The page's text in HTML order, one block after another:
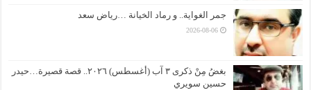
جمر الغواية.. و رماد الخيانة …رياض سعد
2026-08-06
بغضُ مِنْ ذكرى ٣ آب (أغسطس) ٢٠٢٦.. قصة قصيرة…حيدر
حسين سويري